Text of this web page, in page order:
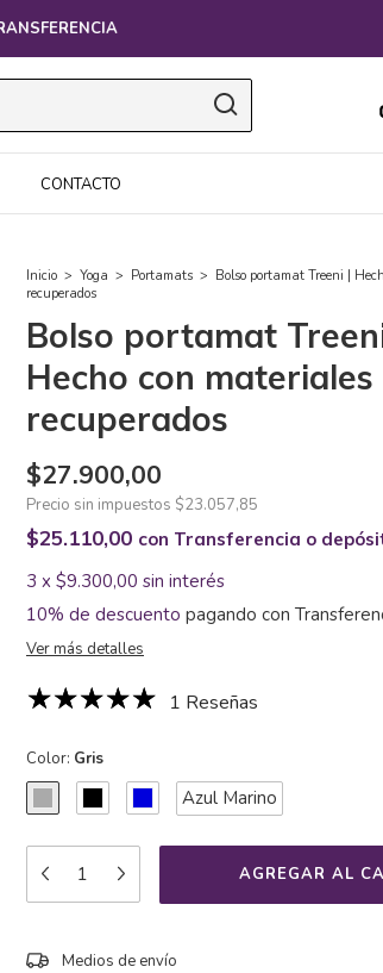
CONTACTO
Inicio > Yoga > Portamats > Bolso portamat Treeni |
recuperados
Bolso portamat
Hecho con materiales
recuperados
$27.900,00
Precio sin impuestos $23.057,85
$25.110,00 con Transferencia o
3 x $9.300,00 sin interés
10% de descuento pagando con
Ver más detalles
1 Reseñas
Color: Gris
Azul Marino
Entregas para el CP:
Medios de envío